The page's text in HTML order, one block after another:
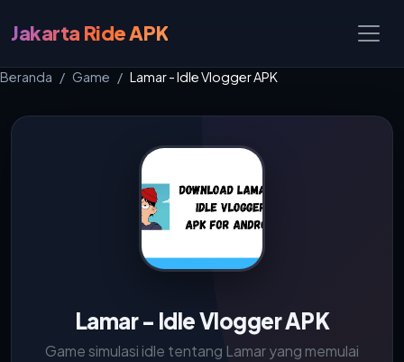
Jakarta Ride APK
Beranda Game Lamar - Idle Vlogger APK
Lamar - Idle Vlogger APK
Game simulasi idle tentang Lamar yang memulai